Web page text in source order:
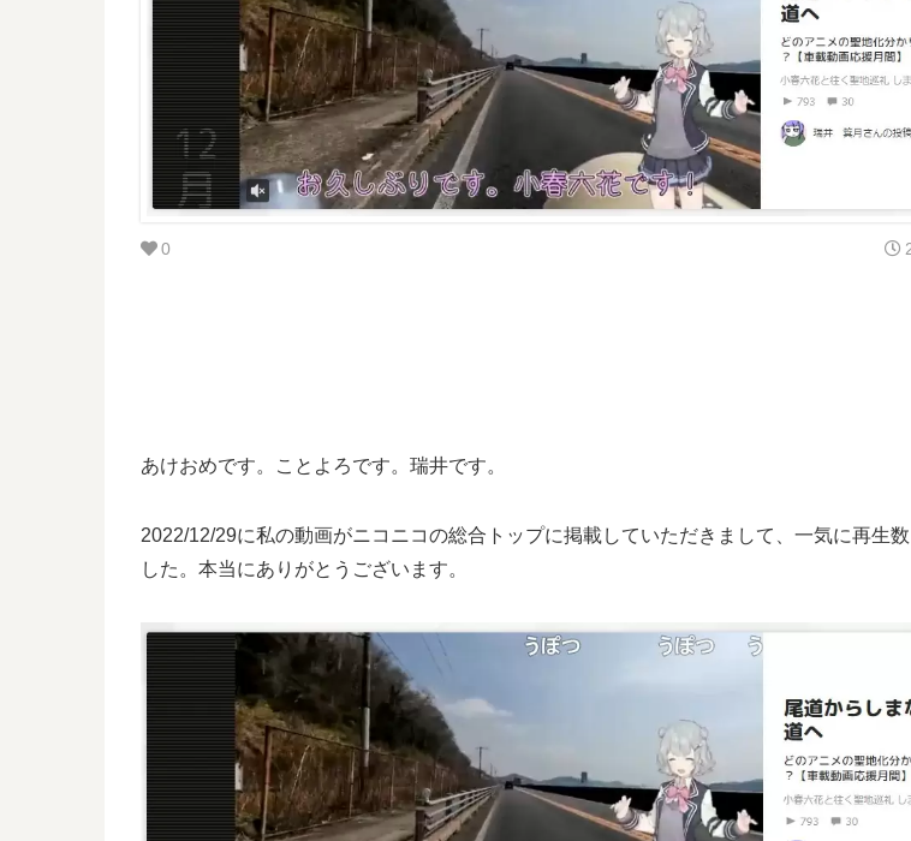
0
あけおめです。ことよろです。瑞井です。
2022/12/29に私の動画がニコニコの総合トップに掲載していただきまして、一気に再生数
した。本当にありがとうございます。